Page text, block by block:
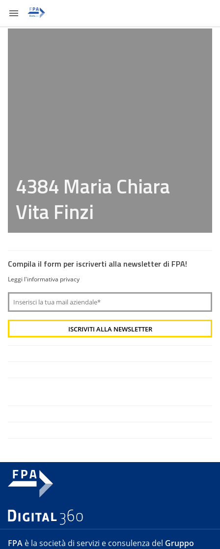
4384 Maria Chiara
Vita Finzi
Compila il form per iscriverti alla newsletter di FPA!
Leggi l'informativa privacy
FPA è la società di servizi e consulenza del Gruppo